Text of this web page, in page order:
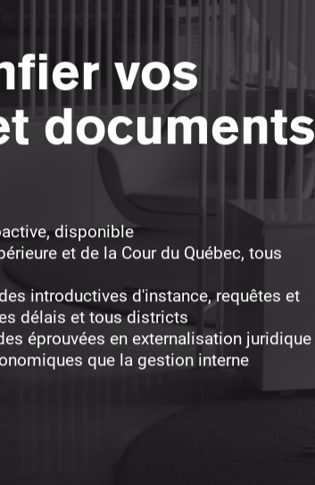
vos
documents
disponible
et de la Cour du Québec, tous
introductives d'instance, requêtes et
délais et tous districts
éprouvées en externalisation juridique
que la gestion interne